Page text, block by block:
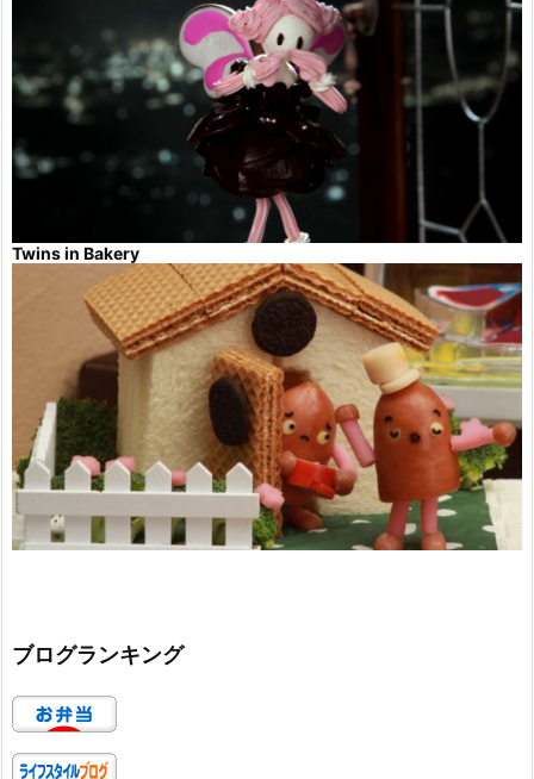
Twins in Bakery
ブログランキング